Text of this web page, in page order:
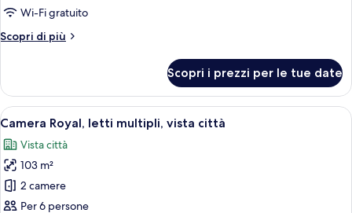
Wi-Fi gratuito
Scopri di più
Altri
Superior
Scopri i prezzi per le tue date
Apri
tutte
le
foto
per
Camera
Una camera d'albergo moderna con
21
Camera Royal, letti multipli, vista città
Vista città
103 m²
2 camere
Per 6 persone